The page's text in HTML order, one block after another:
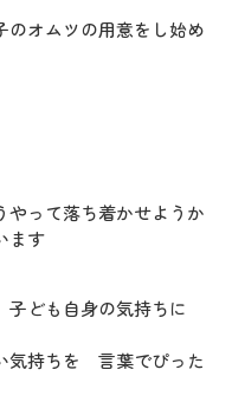
オムツの用意をし始め
って落ち着かせようか
ます
ども自身の気持ちに
気持ちを 言葉でぴった